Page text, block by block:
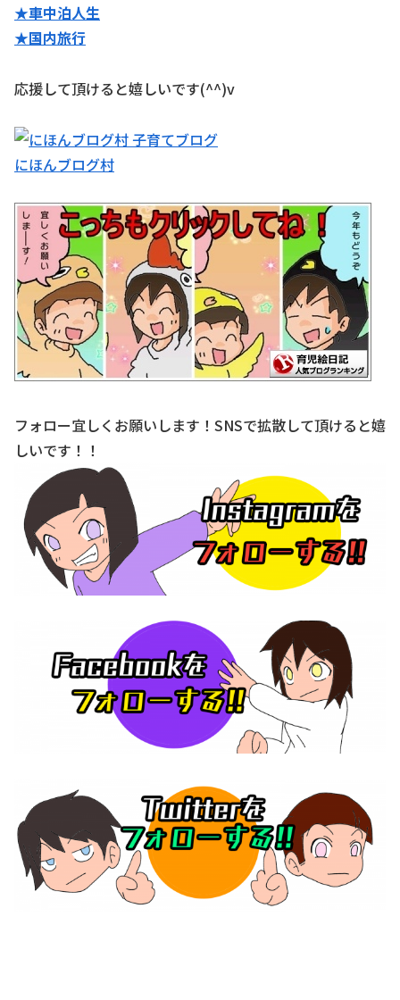
★車中泊人生
★国内旅行
応援して頂けると嬉しいです(^^)v
にほんブログ村
フォロー宜しくお願いします！SNSで拡散して頂けると嬉
しいです！！